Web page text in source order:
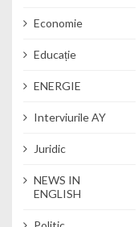
Economie
Educație
ENERGIE
Interviurile AY
Juridic
NEWS IN
ENGLISH